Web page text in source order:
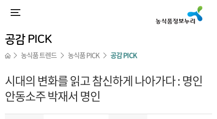
공감 PICK
농식품 트렌드 농식품 PICK 공감 PICK
시대의 변화를 읽고 참신하게 나아가다 : 명인
안동소주 박재서 명인